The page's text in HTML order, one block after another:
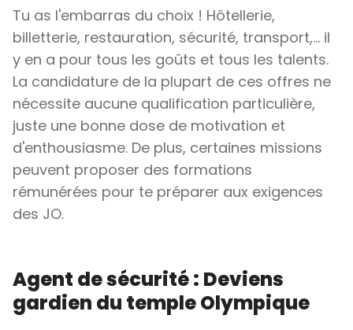
Tu as l'embarras du choix ! Hôtellerie,
billetterie, restauration, sécurité, transport,… il
y en a pour tous les goûts et tous les talents.
La candidature de la plupart de ces offres ne
nécessite aucune qualification particulière,
juste une bonne dose de motivation et
d'enthousiasme. De plus, certaines missions
peuvent proposer des formations
rémunérées pour te préparer aux exigences
des JO.
Agent de sécurité : Deviens
gardien du temple Olympique